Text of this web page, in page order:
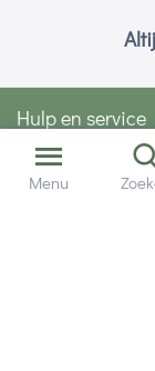
Hulp en service
Contact
Menu